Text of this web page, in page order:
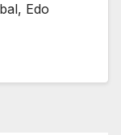
Edo